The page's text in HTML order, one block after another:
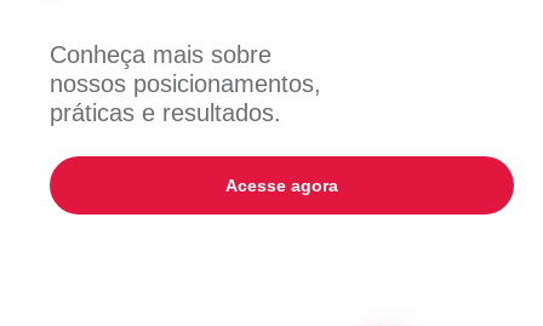
Conheça mais sobre
nossos posicionamentos,
práticas e resultados.
Acesse agora